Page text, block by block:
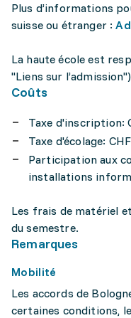
Plus d’informations
suisse ou étranger :
La haute école est
"Liens sur
Coûts
Taxe d'inscription:
Taxe d'écolage:
Participation aux
installations
Les frais de matériel
du semestre.
Remarques
Mobilité
Les accords de
certaines conditions,